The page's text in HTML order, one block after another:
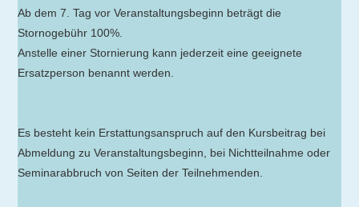
Ab dem 7. Tag vor Veranstaltungsbeginn beträgt die
Stornogebühr 100%.
Anstelle einer Stornierung kann jederzeit eine geeignete
Ersatzperson benannt werden.
Es besteht kein Erstattungsanspruch auf den Kursbeitrag bei
Abmeldung zu Veranstaltungsbeginn, bei Nichtteilnahme oder
Seminarabbruch von Seiten der Teilnehmenden.